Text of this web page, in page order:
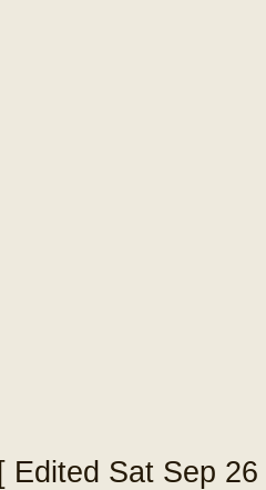
[ Edited Sat Sep